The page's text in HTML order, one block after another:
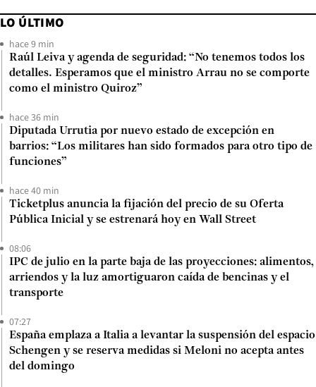
LO ÚLTIMO
hace 9 min
Raúl Leiva y agenda de seguridad: “No tenemos todos los
detalles. Esperamos que el ministro Arrau no se comporte
como el ministro Quiroz”
hace 36 min
Diputada Urrutia por nuevo estado de excepción en
barrios: “Los militares han sido formados para otro tipo de
funciones”
hace 40 min
Ticketplus anuncia la fijación del precio de su Oferta
Pública Inicial y se estrenará hoy en Wall Street
08:06
IPC de julio en la parte baja de las proyecciones: alimentos,
arriendos y la luz amortiguaron caída de bencinas y el
transporte
07:27
España emplaza a Italia a levantar la suspensión del espacio
Schengen y se reserva medidas si Meloni no acepta antes
del domingo